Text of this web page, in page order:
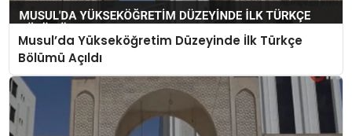
Musul’da Yükseköğretim Düzeyinde İlk Türkçe
Bölümü Açıldı